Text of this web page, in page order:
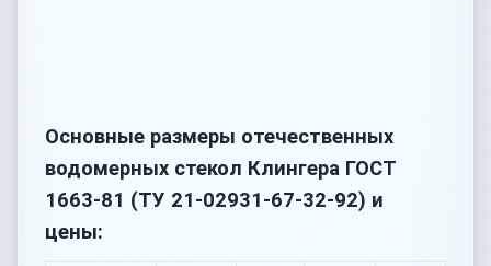
Основные размеры отечественных
водомерных стекол Клингера ГОСТ
1663-81 (ТУ 21-02931-67-32-92) и
цены: